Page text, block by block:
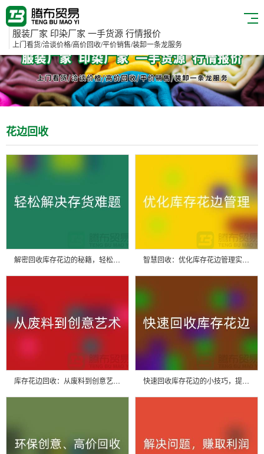
服装厂家 印染厂家 一手货源 行情报价
上门看货/洽谈价格/高价回收/平价销售/装卸一条龙服务
花边回收
解密回收库存花边的秘籍，轻松解决存货难题 智慧回收：优化库存花边管理实现全面提升
库存花边回收：从废料到创意艺术品 快速回收库存花边的小技巧，提升经济效益